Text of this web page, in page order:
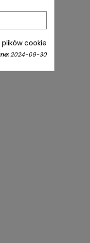
cookie
2024-09-30